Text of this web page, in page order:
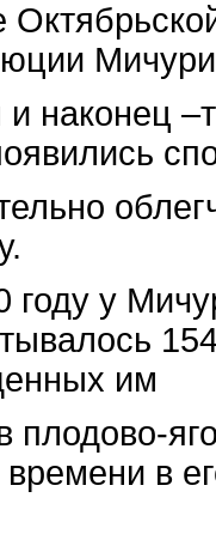
наконец
году у
им
плодово-
времени в